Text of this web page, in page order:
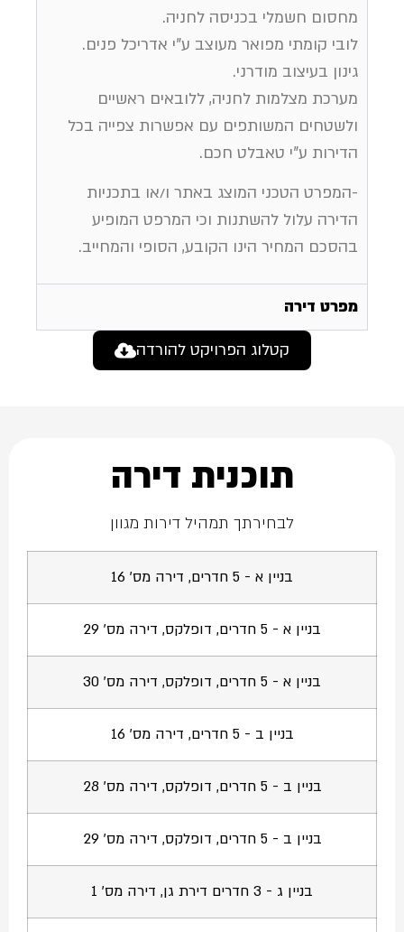
מחסום חשמלי בכניסה לחניה.
לובי קומתי מפואר מעוצב ע"י אדריכל פנים.
גינון בעיצוב מודרני.
מערכת מצלמות לחניה, ללובאים ראשיים
ולשטחים המשותפים עם אפשרות צפייה בכל
הדירות ע"י טאבלט חכם.
-המפרט הטכני המוצג באתר ו/או בתכניות
הדירה עלול להשתנות וכי המרפט המופיע
בהסכם המחיר הינו הקובע, הסופי והמחייב.
מפרט דירה
קטלוג הפרויקט להורדה
תוכנית דירה
לבחירתך תמהיל דירות מגוון
בניין א - 5 חדרים, דירה מס' 16
בניין א - 5 חדרים, דופלקס, דירה מס' 29
בניין א - 5 חדרים, דופלקס, דירה מס' 30
בניין ב - 5 חדרים, דירה מס' 16
בניין ב - 5 חדרים, דופלקס, דירה מס' 28
בניין ב - 5 חדרים, דופלקס, דירה מס' 29
בניין ג - 3 חדרים דירת גן, דירה מס' 1